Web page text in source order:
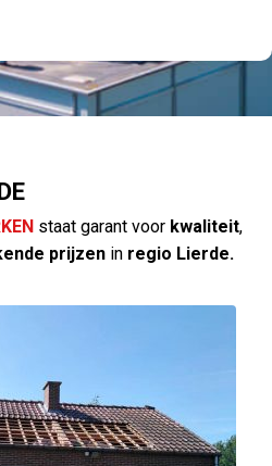
staat garant voor kwaliteit,
prijzen in regio Lierde.